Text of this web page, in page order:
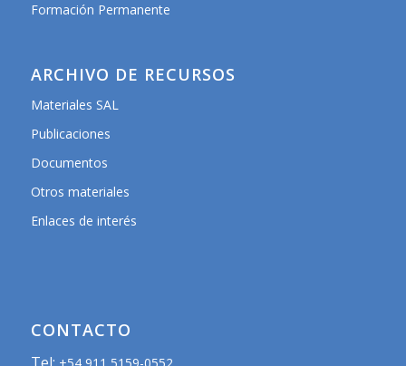
Formación Permanente
ARCHIVO DE RECURSOS
Materiales SAL
Publicaciones
Documentos
Otros materiales
Enlaces de interés
CONTACTO